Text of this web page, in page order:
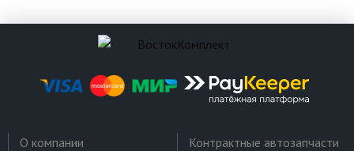
О компании Контрактные автозапчасти